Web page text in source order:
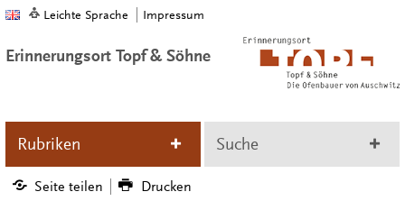
Leichte Sprache Impressum
Erinnerungsort Topf & Söhne
Rubriken Suche
Seite teilen Drucken